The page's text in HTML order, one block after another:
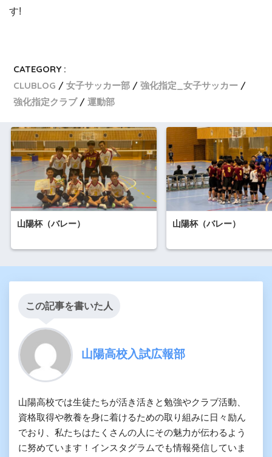
す!
CATEGORY :
CLUBLOG
女子サッカー部
強化指定_女子サッカー
強化指定クラブ
運動部
山陽杯（バレー） 山陽杯（バレー）
この記事を書いた人
山陽高校入試広報部
山陽高校では生徒たちが活き活きと勉強やクラブ活動、
資格取得や教養を身に着けるための取り組みに日々励ん
でおり、私たちはたくさんの人にその魅力が伝わるよう
に努めています！インスタグラムでも情報発信していま